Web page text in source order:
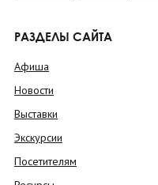
РАЗДЕЛЫ САЙТА
Афиша
Новости
Выставки
Экскурсии
Посетителям